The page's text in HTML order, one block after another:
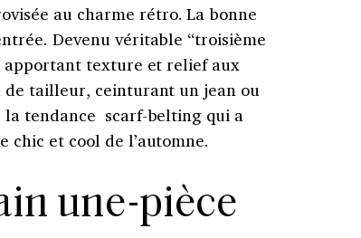
au charme rétro. La bonne
Devenu véritable “troisième
apportant texture et relief aux
de tailleur, ceinturant un jean ou
tendance scarf-belting qui a
chic et cool de l’automne.
une-pièce